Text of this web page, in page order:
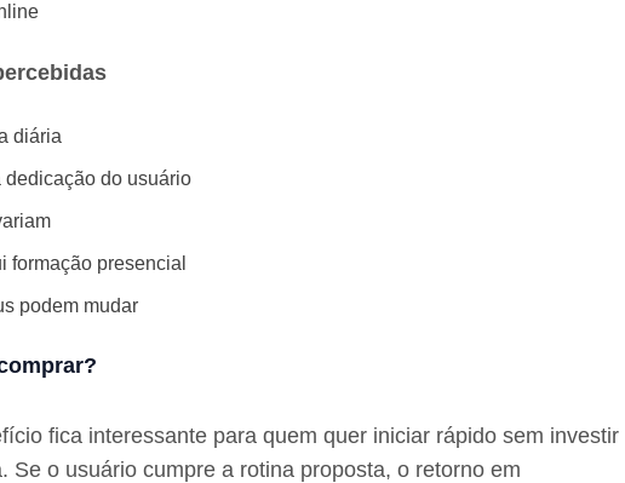
diária
dedicação do usuário
formação presencial
podem mudar
fica interessante para quem quer iniciar rápido sem investir
Se o usuário cumpre a rotina proposta, o retorno em